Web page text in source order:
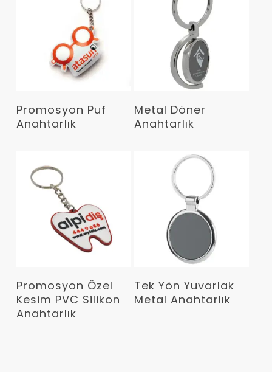
Devamını Oku
Promosyon Puf
Anahtarlık
Devamını Oku
Metal Döner
Anahtarlık
Devamını Oku
Promosyon Özel
Kesim PVC Silikon
Anahtarlık
Devamını Oku
Tek Yön Yuvarlak
Metal Anahtarlık